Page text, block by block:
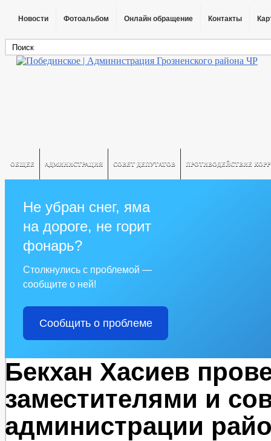
Новости Фотоальбом Онлайн обращение Контакты
ОБЩЕЕ АДМИНИСТРАЦИЯ СОВЕТ ДЕПУТАТОВ ПРОТИВОДЕЙСТВИЕ
Не убран снег, яма
на дороге, не горит
фонарь?
Столкнулись с проблемой —
сообщите о ней!
Сообщить о проблеме
Бекхан Хасиев
заместителями и
администрации